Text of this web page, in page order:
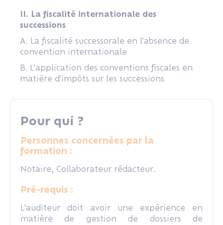
II. La fiscalité internationale des
successions
A. La fiscalité successorale en l'absence de
convention internationale
B. L'application des conventions fiscales en
matière d'impôts sur les successions
Pour qui ?
Personnes concernées par la
formation :
Notaire, Collaborateur rédacteur.
Pré-requis :
L'auditeur doit avoir une expérience en
matière de gestion de dossiers de